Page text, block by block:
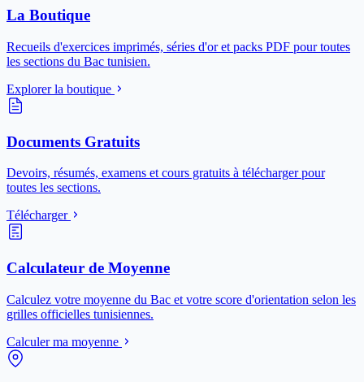
La Boutique
Recueils d'exercices imprimés, séries d'or et packs PDF pour toutes
les sections du Bac tunisien.
Explorer la boutique
Documents Gratuits
Devoirs, résumés, examens et cours gratuits à télécharger pour
toutes les sections.
Télécharger
Calculateur de Moyenne
Calculez votre moyenne du Bac et votre score d'orientation selon les
grilles officielles tunisiennes.
Calculer ma moyenne